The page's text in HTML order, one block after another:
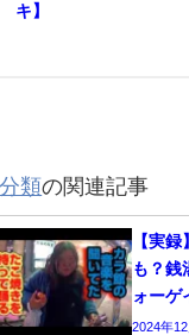
キ】
類の関連記事
【実
も？銭
ォーゲ
2024年